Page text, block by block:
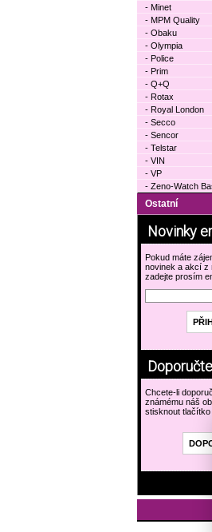
- Minet
- MPM Quality
- Obaku
- Olympia
- Police
- Prim
- Q+Q
- Rotax
- Royal London
- Secco
- Sencor
- Telstar
- VIN
- VP
- Zeno-Watch
Ostatní
Novinky
Pokud máte
novinek a akcí z
zadejte prosím
Chcete-li
známému náš
stisknout tlačítko